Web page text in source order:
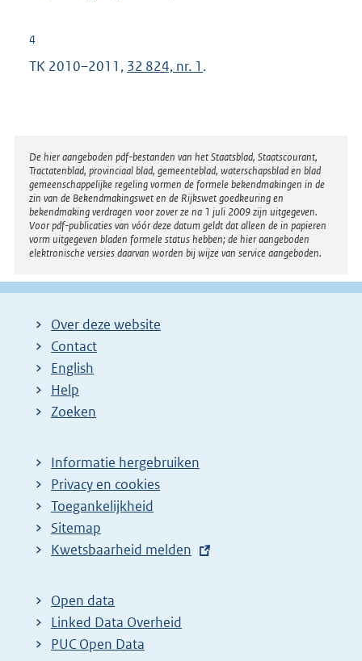
4
TK 2010–2011, 32 824, nr. 1 .
Disclaimer
De hier aangeboden pdf-bestanden van het Staatsblad, Staatscourant,
Tractatenblad, provinciaal blad, gemeenteblad, waterschapsblad en blad
gemeenschappelijke regeling vormen de formele bekendmakingen in de
zin van de Bekendmakingswet en de Rijkswet goedkeuring en
bekendmaking verdragen voor zover ze na 1 juli 2009 zijn uitgegeven.
Voor pdf-publicaties van vóór deze datum geldt dat alleen de in papieren
vorm uitgegeven bladen formele status hebben; de hier aangeboden
elektronische versies daarvan worden bij wijze van service aangeboden.
Over deze website
Contact
English
Help
Zoeken
Informatie hergebruiken
Privacy en cookies
Toegankelijkheid
Sitemap
E
t
e
r
Kwetsbaarheid melden
Open data
Linked Data Overheid
PUC Open Data